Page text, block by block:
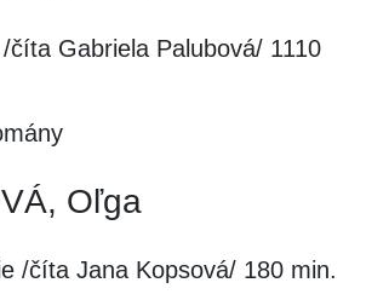
číta Gabriela Palubová/ 1110
Oľga
/číta Jana Kopsová/ 180 min.